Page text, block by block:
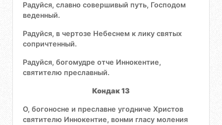
Радуйся, славно совершивый путь, Господом
веденный.
Радуйся, в чертозе Небеснем к лику святых
сопричтенный.
Радуйся, богомудре отче Иннокентие,
святителю преславный.
Кондак 13
О, богоносне и преславне угодниче Христов
святителю Иннокентие, вонми гласу моления